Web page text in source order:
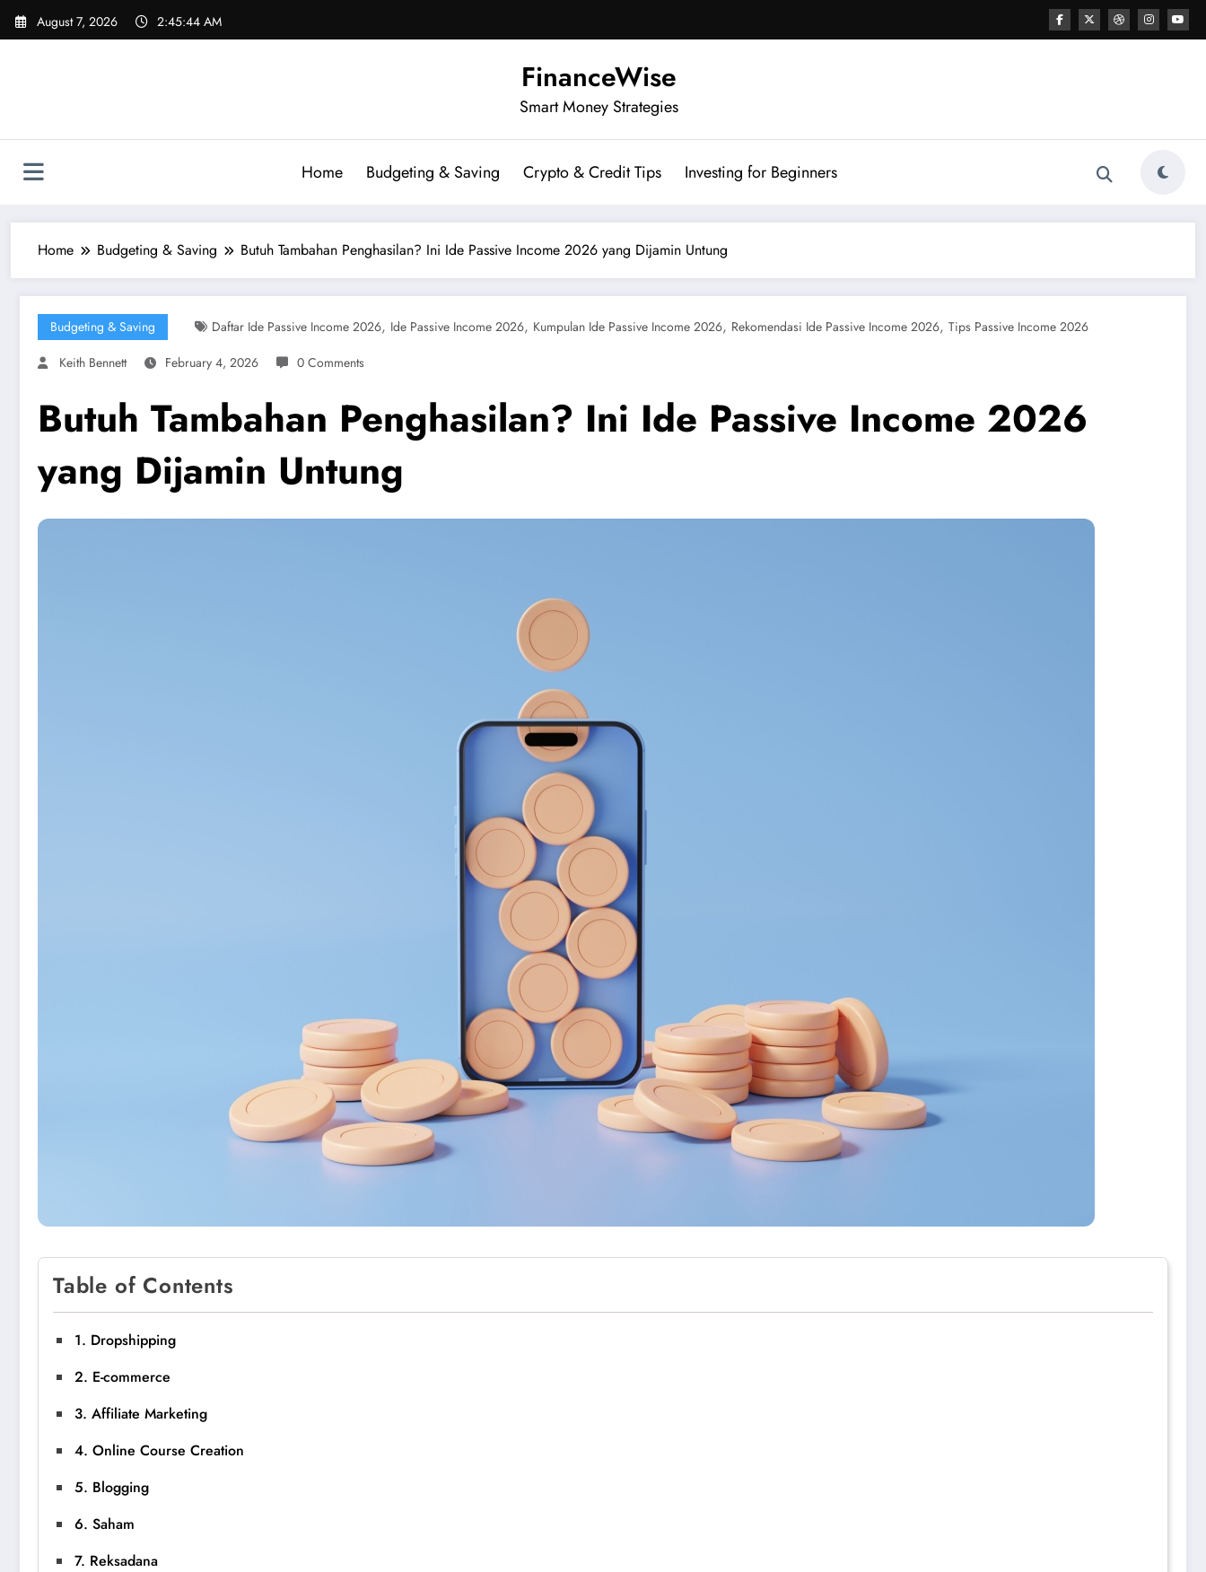
Skip
August 7, 2026 2:45:45 AM
FinanceWise
Smart Money Strategies
Home Budgeting & Saving Crypto & Credit Tips Investing for Beginners
Home Budgeting & Saving Butuh Tambahan Penghasilan? Ini Ide Passive Income 2026 yang Dijamin Untung
Budgeting & Saving Daftar Ide Passive Income 2026, Ide Passive Income 2026, Kumpulan Ide Passive Income 2026, Rekomendasi Ide Passive Income 2026, Tips Passive Income 2026
Keith Bennett
February 4, 2026 0 Comments
Butuh Tambahan Penghasilan? Ini Ide Passive Income 2026
yang Dijamin Untung
Table of Contents
1. Dropshipping
2. E-commerce
3. Affiliate Marketing
4. Online Course Creation
5. Blogging
6. Saham
7. Reksadana